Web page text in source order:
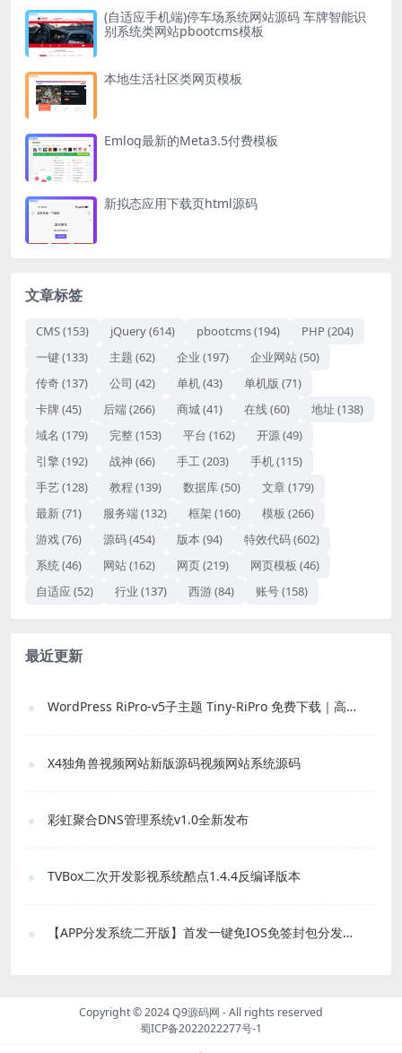
(自适应手机端)停车场系统网站源码 车牌智能识
别系统类网站pbootcms模板
本地生活社区类网页模板
Emlog最新的Meta3.5付费模板
新拟态应用下载页html源码
文章标签
CMS(153) jQuery(614) pbootcms(194) PHP(204)
一键(133) 主题 (62) 企业 (197) 企业网站(50)
传奇(137) 公司 (42) 单机(43) 单机版 (71)
卡牌 (45) 后端(266) 商城(41) 在线(60) 地址 (138)
域名 (179) 完整(153) 平台 (162) 开源(49)
引擎(192) 战神 (66) 手工(203) 手机(115)
手艺(128) 教程 (139) 数据库(50) 文章 (179)
最新 (71) 服务端(132) 框架 (160) 模板 (266)
游戏(76) 源码(454) 版本 (94) 特效代码(602)
系统(46) 网站(162) 网页(219) 网页模板 (46)
自适应 (52) 行业 (137) 西游(84) 账号(158)
最近更新
WordPress RiPro-v5子主题 Tiny-RiPro 免费下载｜高转化资源站必备
X4独角兽视频网站新版源码视频网站系统源码
彩虹聚合DNS管理系统v1.0全新发布
TVBox二次开发影视系统酷点1.4.4反编译版本
【APP分发系统二开版】首发一键免IOS免签封包分发平台源码 带绿标
Copyright © 2024Q9源码网 - All rights reserved
蜀ICP备2022022277号-1